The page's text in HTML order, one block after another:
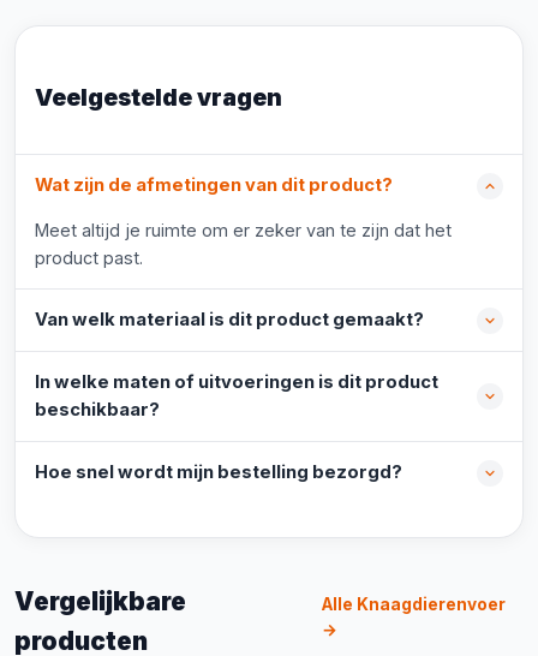
Veelgestelde vragen
Wat zijn de afmetingen van dit product?
Meet altijd je ruimte om er zeker van te zijn dat het
product past.
Van welk materiaal is dit product gemaakt?
In welke maten of uitvoeringen is dit product
beschikbaar?
Hoe snel wordt mijn bestelling bezorgd?
Vergelijkbare
producten
Alle Knaagdierenvoer
→